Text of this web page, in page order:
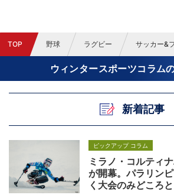
TOP 野球 ラグビー サッカー&
ウィンタースポーツコラム
新着記事
ピックアップ コラム
ミラノ・コルティ
が開幕。パラリン
く大会のみどころ